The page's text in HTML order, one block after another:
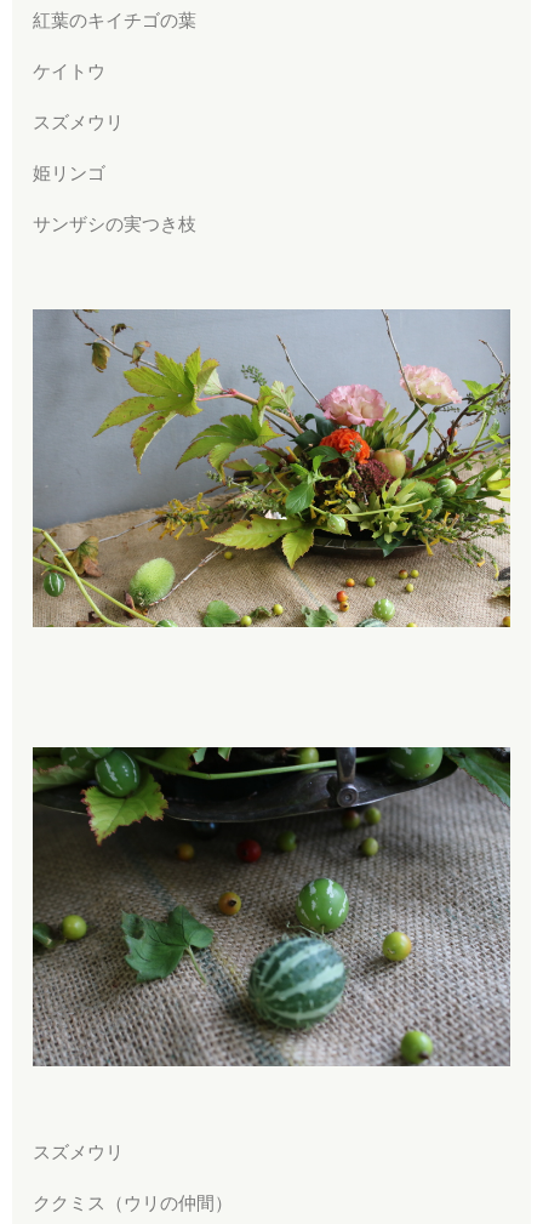
紅葉のキイチゴの葉
ケイトウ
スズメウリ
姫リンゴ
サンザシの実つき枝
スズメウリ
ククミス（ウリの仲間）